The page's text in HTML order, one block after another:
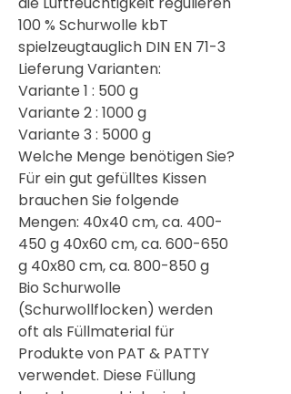
100 % Schurwolle kbT
spielzeugtauglich DIN EN 71-3
Lieferung Varianten:
Variante 1 : 500 g
Variante 2 : 1000 g
Variante 3 : 5000 g
Welche Menge benötigen Sie?
Für ein gut gefülltes Kissen
brauchen Sie folgende
Mengen: 40x40 cm, ca. 400-
450 g 40x60 cm, ca. 600-650
g 40x80 cm, ca. 800-850 g
Bio Schurwolle
(Schurwollflocken) werden
oft als Füllmaterial für
Produkte von PAT & PATTY
verwendet. Diese Füllung